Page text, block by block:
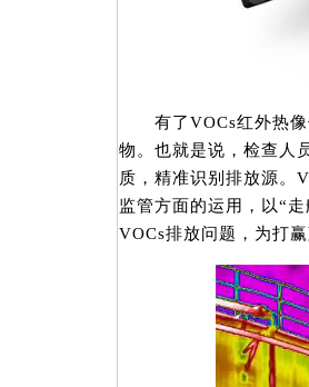
有了VOCs红外热像
物。也就是说，检查人
质，精准识别排放源。
监管方面的运用，以“
VOCs排放问题，为打